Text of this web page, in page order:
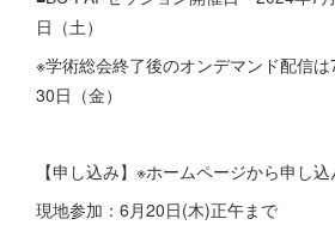
日（土）
※学術総会終了後のオンデマンド配信
30日（金）
【申し込み】※ホームページから申し
現地参加：6月20日(木)正午まで